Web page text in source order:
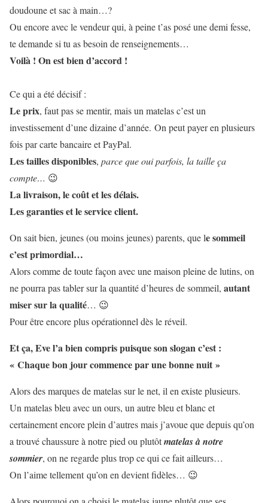
doudoune et sac à main…?
Ou encore avec le vendeur qui, à peine t’as posé une demi fesse,
te demande si tu as besoin de renseignements…
Voilà ! On est bien d’accord !
Ce qui a été décisif :
Le prix, faut pas se mentir, mais un matelas c’est un
investissement d’une dizaine d’année. On peut payer en plusieurs
fois par carte bancaire et PayPal.
Les tailles disponibles, parce que oui parfois, la taille ça
compte… 😉
La livraison, le coût et les délais.
Les garanties et le service client.
On sait bien, jeunes (ou moins jeunes) parents, que le sommeil
c’est primordial…
Alors comme de toute façon avec une maison pleine de lutins, on
ne pourra pas tabler sur la quantité d’heures de sommeil, autant
miser sur la qualité… 😉
Pour être encore plus opérationnel dès le réveil.
Et ça, Eve l’a bien compris puisque son slogan c’est :
« Chaque bon jour commence par une bonne nuit »
Alors des marques de matelas sur le net, il en existe plusieurs.
Un matelas bleu avec un ours, un autre bleu et blanc et
certainement encore plein d’autres mais j’avoue que depuis qu’on
a trouvé chaussure à notre pied ou plutôtmatelas à notre
sommier, on ne regarde plus trop ce qui ce fait ailleurs…
On l’aime tellement qu’on en devient fidèles… 😉